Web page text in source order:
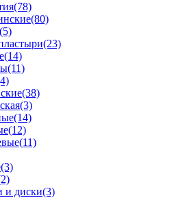
(78)
(80)
(5)
(23)
(14)
(11)
(38)
(3)
(14)
(12)
(11)
(3)
и диски(3)